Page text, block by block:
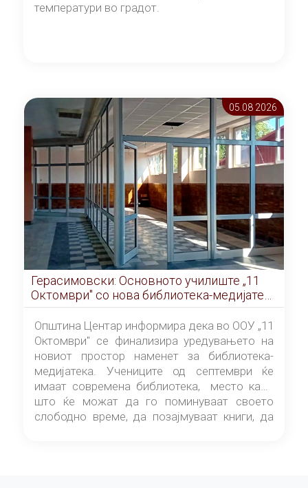
температури во градот.
05.08 2026
Герасимовски: Основното училиште „11
Октомври" со нова библиотека-медијатека
од септември
Општина Центар информира дека во ООУ „11
Октомври" се финализира уредувањето на
новиот простор наменет за библиотека-
медијатека. Учениците од септември ќе
имаат современа библиотека, место каде
што ќе можат да го поминуваат своето
слободно време, да позајмуваат книги, да